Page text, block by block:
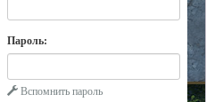
Пароль:
Вспомнить пароль